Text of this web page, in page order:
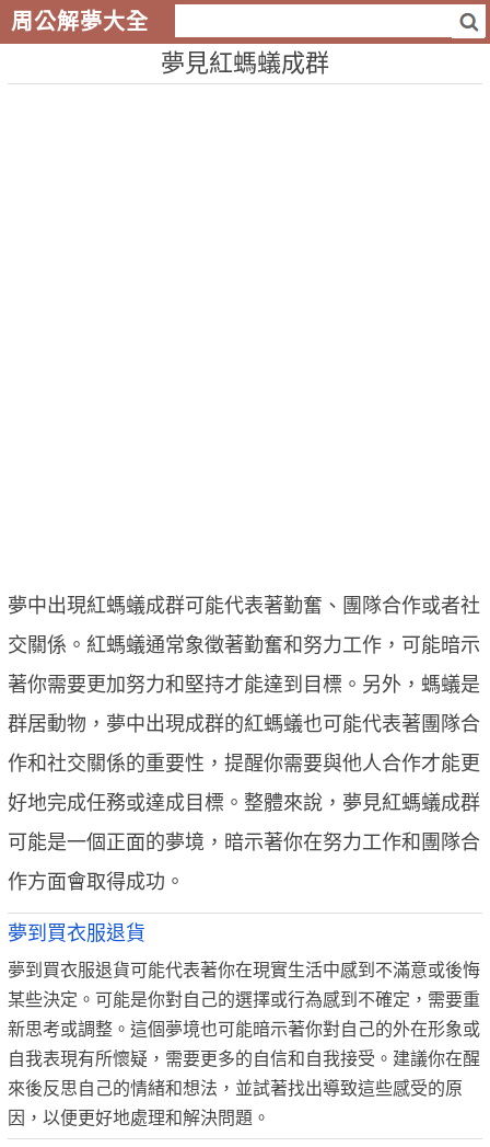
周公解夢大全
夢見紅螞蟻成群
夢中出現紅螞蟻成群可能代表著勤奮、團隊合作或者社
交關係。紅螞蟻通常象徵著勤奮和努力工作，可能暗示
著你需要更加努力和堅持才能達到目標。另外，螞蟻是
群居動物，夢中出現成群的紅螞蟻也可能代表著團隊合
作和社交關係的重要性，提醒你需要與他人合作才能更
好地完成任務或達成目標。整體來說，夢見紅螞蟻成群
可能是一個正面的夢境，暗示著你在努力工作和團隊合
作方面會取得成功。
夢到買衣服退貨
夢到買衣服退貨可能代表著你在現實生活中感到不滿意或後悔
某些決定。可能是你對自己的選擇或行為感到不確定，需要重
新思考或調整。這個夢境也可能暗示著你對自己的外在形象或
自我表現有所懷疑，需要更多的自信和自我接受。建議你在醒
來後反思自己的情緒和想法，並試著找出導致這些感受的原
因，以便更好地處理和解決問題。